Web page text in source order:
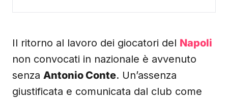
Il ritorno al lavoro dei giocatori del Napoli
non convocati in nazionale è avvenuto
senza Antonio Conte. Un’assenza
giustificata e comunicata dal club come